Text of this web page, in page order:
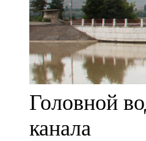
Головной
канала